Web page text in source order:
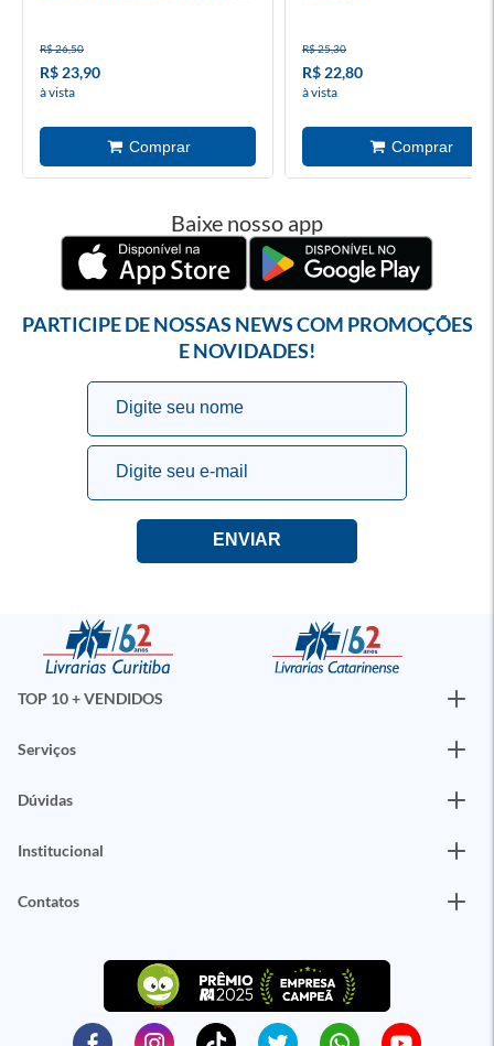
R$ 26,50
R$ 23,90
à vista
R$ 25,30
R$ 22,80
à vista
Baixe nosso app
PARTICIPE DE NOSSAS NEWS COM PROMOÇÕES
E NOVIDADES!
TOP 10 + VENDIDOS
Serviços
Dúvidas
Institucional
Contatos